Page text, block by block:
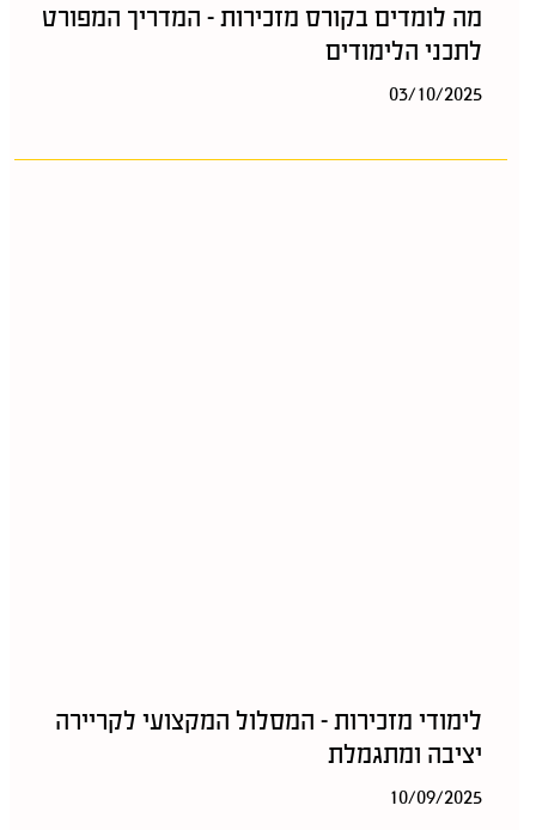
מה לומדים בקורס מזכירות – המדריך המפורט
לתכני הלימודים
03/10/2025
לימודי מזכירות – המסלול המקצועי לקריירה
יציבה ומתגמלת
10/09/2025